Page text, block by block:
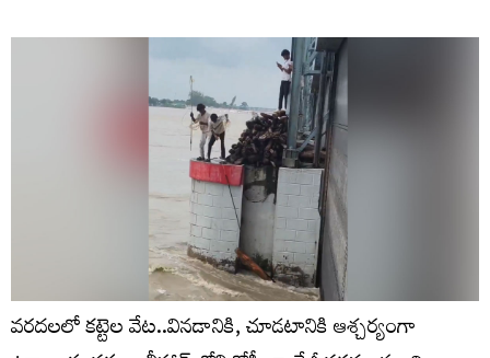
వరదలలో కట్టెల వేట..వినడానికి, చూడటానికి ఆశ్చర్యంగా